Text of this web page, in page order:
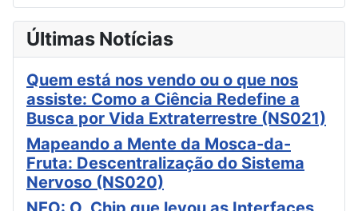
Últimas Notícias
Quem está nos vendo ou o que nos
assiste: Como a Ciência Redefine a
Busca por Vida Extraterrestre (NS021)
Mapeando a Mente da Mosca-da-
Fruta: Descentralização do Sistema
Nervoso (NS020)